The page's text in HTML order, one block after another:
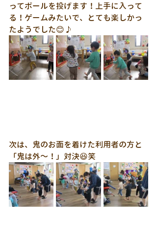
ってボールを投げます！上手に入って
る！ゲームみたいで、とても楽しかっ
たようでした😊♪
次は、鬼のお面を着けた利用者の方と
「鬼は外～！」対決😆笑